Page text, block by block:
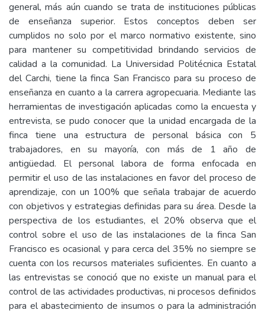
general, más aún cuando se trata de instituciones públicas
de enseñanza superior. Estos conceptos deben ser
cumplidos no solo por el marco normativo existente, sino
para mantener su competitividad brindando servicios de
calidad a la comunidad. La Universidad Politécnica Estatal
del Carchi, tiene la finca San Francisco para su proceso de
enseñanza en cuanto a la carrera agropecuaria. Mediante las
herramientas de investigación aplicadas como la encuesta y
entrevista, se pudo conocer que la unidad encargada de la
finca tiene una estructura de personal básica con 5
trabajadores, en su mayoría, con más de 1 año de
antigüedad. El personal labora de forma enfocada en
permitir el uso de las instalaciones en favor del proceso de
aprendizaje, con un 100% que señala trabajar de acuerdo
con objetivos y estrategias definidas para su área. Desde la
perspectiva de los estudiantes, el 20% observa que el
control sobre el uso de las instalaciones de la finca San
Francisco es ocasional y para cerca del 35% no siempre se
cuenta con los recursos materiales suficientes. En cuanto a
las entrevistas se conoció que no existe un manual para el
control de las actividades productivas, ni procesos definidos
para el abastecimiento de insumos o para la administración